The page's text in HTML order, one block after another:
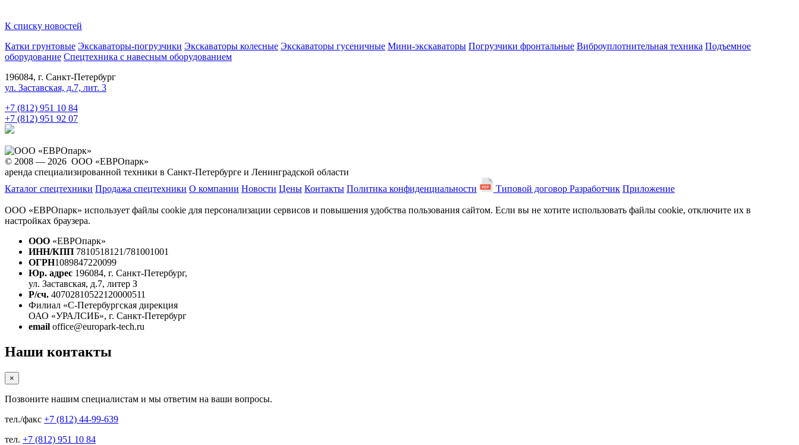
К списку новостей
Катки грунтовые Экскаваторы-погрузчики Экскаваторы колесные Экскаваторы гусеничные Мини-экскаваторы Погрузчики фронтальные Виброуплотнительная техника Подъемное
оборудование Спецтехника с навесным оборудованием
196084, г. Санкт-Петербург
ул. Заставская, д.7, лит. 3
+7 (812) 951 10 84
+7 (812) 951 92 07
© 2008 — 2026 ООО «ЕВРОпарк»
аренда специализированной техники в Санкт-Петербурге и Ленинградской области
Каталог спецтехники Продажа спецтехники О компании Новости Цены Контакты Политика конфиденциальности Типовой договор Разработчик Приложение
ООО «ЕВРОпарк» использует файлы cookie для персонализации сервисов и повышения удобства пользования сайтом. Если вы не хотите использовать файлы cookie, отключите их в
настройках браузера.
ООО «ЕВРОпарк»
ИНН/КПП 7810518121/781001001
ОГРН1089847220099
Юр. адрес 196084, г. Санкт-Петербург,
ул. Заставская, д.7, литер З
Р/сч. 40702810522120000511
Филиал «С-Петербургская дирекция
ОАО «УРАЛСИБ», г. Санкт-Петербург
email office@europark-tech.ru
Наши контакты
×
Позвоните нашим специалистам и мы ответим на ваши вопросы.
тел./факс +7 (812) 44-99-639
тел. +7 (812) 951 10 84